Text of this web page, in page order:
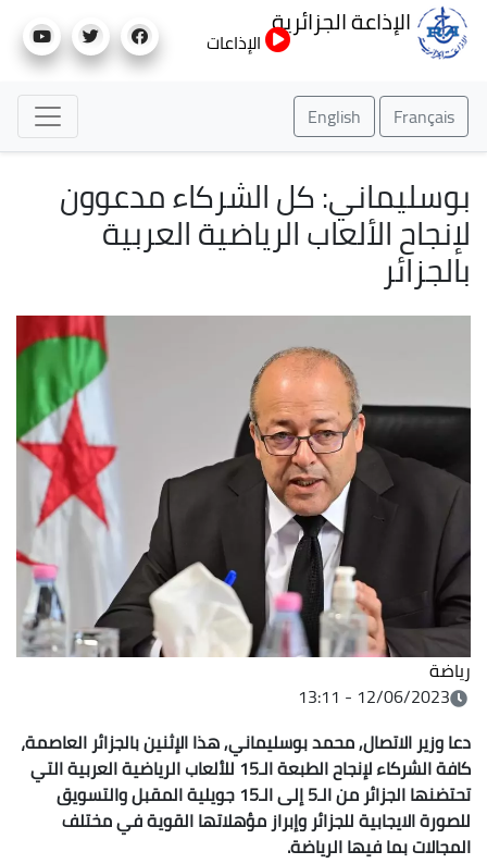
إلى
الإذاعة الجزائرية
الإذاعات
Français
English
بوسليماني: كل الشركاء مدعوون
لإنجاح الألعاب الرياضية العربية
بالجزائر
رياضة
12/06/2023 - 13:11
دعا وزير الاتصال, محمد بوسليماني, هذا الإثنين بالجزائر العاصمة،
كافة الشركاء لإنجاح الطبعة الـ15 للألعاب الرياضية العربية التي
تحتضنها الجزائر من الـ5 إلى الـ15 جويلية المقبل والتسويق
للصورة الايجابية للجزائر وإبراز مؤهلاتها القوية في مختلف
المجالات بما فيها الرياضة.